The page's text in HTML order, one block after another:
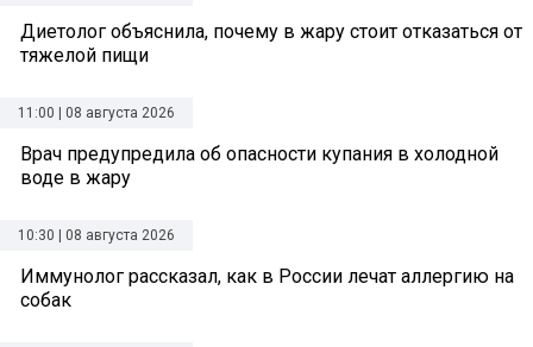
Диетолог объяснила, почему в жару стоит отказаться от
тяжелой пищи
11:00 | 08 августа 2026
Врач предупредила об опасности купания в холодной
воде в жару
10:30 | 08 августа 2026
Иммунолог рассказал, как в России лечат аллергию на
собак